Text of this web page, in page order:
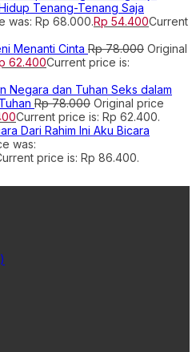
Tenang-Tenang Saja
was: Rp 68.000.Rp 54.400Current
Menanti Cinta Rp78.000 Original
62.400Current price is:
Seks dalam
Rp78.000 Original price
Current price is: Rp 62.400.
Dari Rahim Ini Aku Bicara
was:
price is: Rp 86.400.